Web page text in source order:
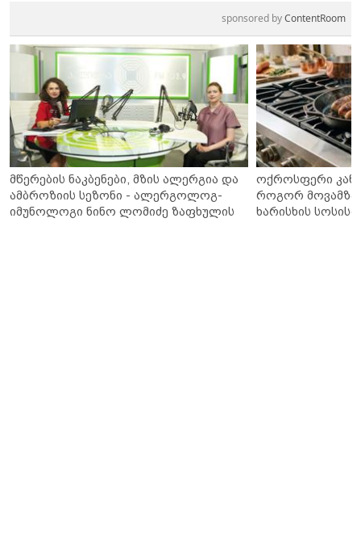
sponsored byContentRoom
მწერების ნაკბენები, მზის ალერგია და
ამბროზიის სეზონი - ალერგოლოგ-
იმუნოლოგი ნინო ლომიძე ზაფხულის
ოქროსფერი კანი
როგორ
ხარისხის სოსისი